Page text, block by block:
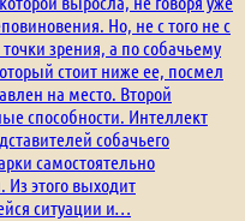
Но, не с того не с
зрения, а по собачьему
стоит ниже ее, посмел
на место. Второй
способности. Интеллект
собачьего
самостоятельно
этого выходит
ситуации и…